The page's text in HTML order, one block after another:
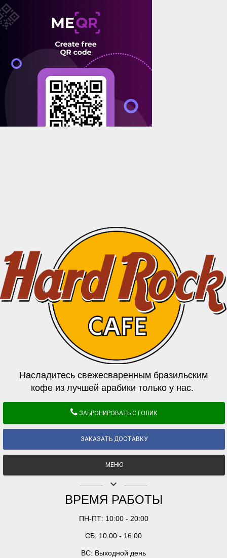
Насладитесь свежесваренным бразильским
кофе из лучшей арабики только у нас.
ЗАБРОНИРОВАТЬ СТОЛИК
ЗАКАЗАТЬ ДОСТАВКУ
МЕНЮ
keyboard_arrow_down
ВРЕМЯ РАБОТЫ
ПН-ПТ: 10:00 - 20:00
СБ: 10:00 - 16:00
ВС: Выходной день